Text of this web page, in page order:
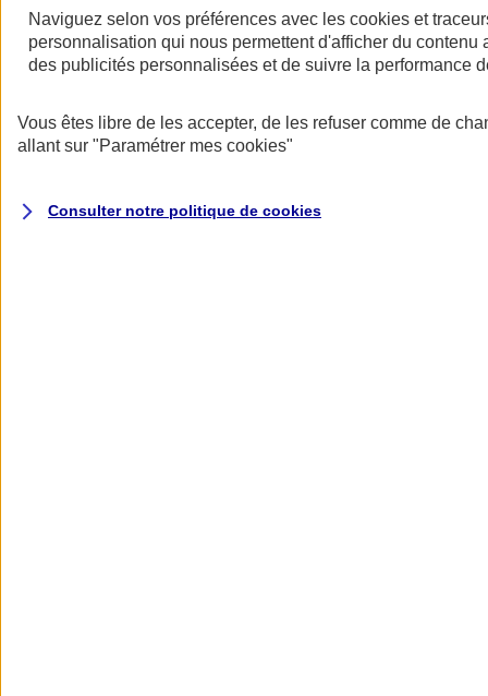
AXA Assurance
Naviguez selon vos préférences avec les cookies et
personnalisation qui nous permettent d'afficher du contenu
des publicités personnalisées et de suivre la performance
Vous êtes libre de les accepter, de les refuser comme de
allant sur "Paramétrer mes cookies"
Consulter notre politique de cookies